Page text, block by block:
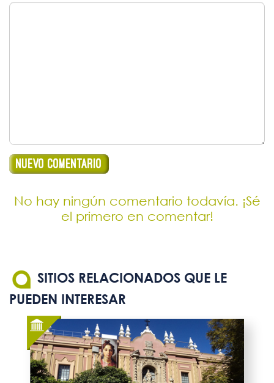
No hay ningún comentario todavía. ¡Sé
el primero en comentar!
SITIOS RELACIONADOS QUE LE
PUEDEN INTERESAR